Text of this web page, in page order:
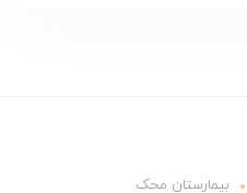
بیمارستان محک